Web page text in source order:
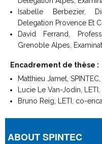
Isabelle Berbezier,
Delegation Provence Et
David Ferrand,
Grenoble Alpes,
Encadrement de thèse :
Matthieu Jamet,
Lucie Le Van-Jodin,
Bruno Reig, LETI, co-
ABOUT SPINTEC